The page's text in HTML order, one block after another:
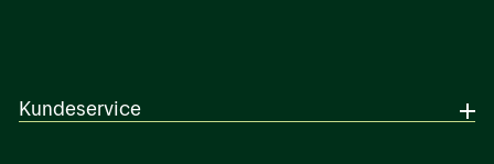
Kundeservice